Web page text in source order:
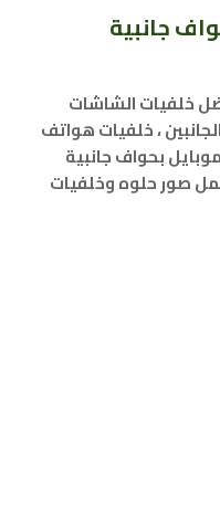
جانبية
خلفيات الشاشات
، خلفيات هواتف
بحواف جانبية
صور حلوه وخلفيات